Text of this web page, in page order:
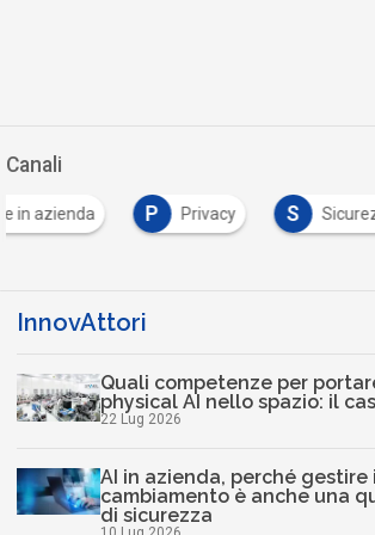
Canali
in azienda P Privacy S
InnovAttori
Quali competenze per
physical AI nello spazio: il
22 Lug 2026
AI in azienda, perché gestire
cambiamento è anche una
di sicurezza